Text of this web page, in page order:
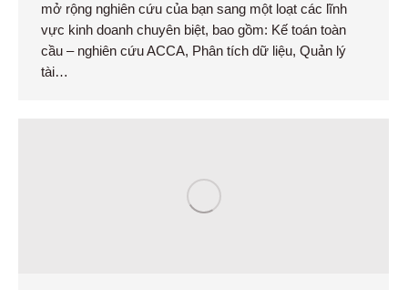
mở rộng nghiên cứu của bạn sang một loạt các lĩnh
vực kinh doanh chuyên biệt, bao gồm: Kế toán toàn
cầu – nghiên cứu ACCA, Phân tích dữ liệu, Quản lý
tài…